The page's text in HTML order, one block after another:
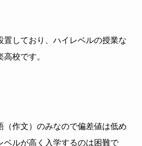
置しており、ハイレベルの授業な
高校です。
（作文）のみなので偏差値は低め
ベルが高く入学するのは困難で